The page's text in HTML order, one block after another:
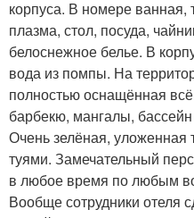
корпуса. В номере ванная,
плазма, стол, посуда,
белоснежное белье. В
вода из помпы. На
полностью оснащённая
барбекю, мангалы,
Очень зелёная, уложенная
туями. Замечательный
в любое время по любым
Вообще сотрудники отеля